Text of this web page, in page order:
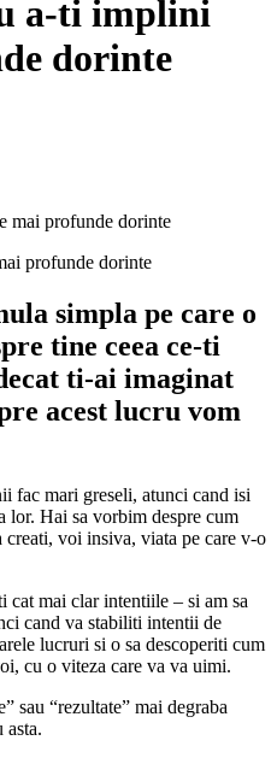
a-ti implini
dorinte
profunde dorinte
simpla pe care o
tine ceea ce-ti
ti-ai imaginat
acest lucru vom
fac mari greseli, atunci cand isi
lor. Hai sa vorbim despre cum
creati, voi insiva, viata pe care v-o
cat mai clar intentiile – si am sa
cand va stabiliti intentii de
lucruri si o sa descoperiti cum
cu o viteza care va va uimi.
sau “rezultate” mai degraba
asta.